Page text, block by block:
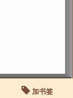
加书签